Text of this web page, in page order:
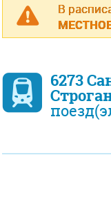
В
6273